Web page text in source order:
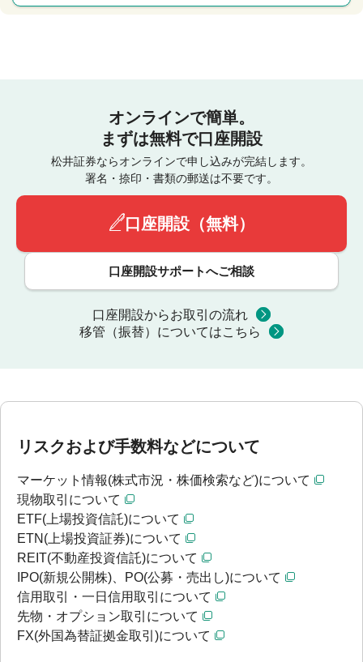
オンラインで簡単。
まずは無料で口座開設
松井証券ならオンラインで申し込みが完結します。
署名・捺印・書類の郵送は不要です。
口座開設（無料）
口座開設サポートへご相談
口座開設からお取引の流れ
移管（振替）についてはこちら
リスクおよび手数料などについて
マーケット情報(株式市況・株価検索など)について
現物取引について
ETF(上場投資信託)について
ETN(上場投資証券)について
REIT(不動産投資信託)について
IPO(新規公開株)、PO(公募・売出し)について
信用取引・一日信用取引について
先物・オプション取引について
FX(外国為替証拠金取引)について